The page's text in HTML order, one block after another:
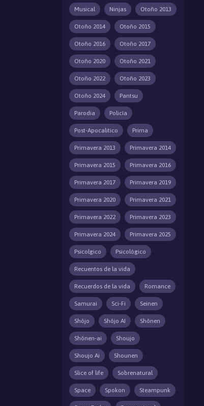
Musical Ninjas Otoño 2013
Otoño 2014 Otoño 2015
Otoño 2016 Otoño 2017
Otoño 2020 Otoño 2021
Otoño 2022 Otoño 2023
Otoño 2024 Pantsu
Parodia Policía
Post-Apocalitico Prima
Primavera 2013 Primavera 2014
Primavera 2015 Primavera 2016
Primavera 2017 Primavera 2019
Primavera 2020 Primavera 2021
Primavera 2022 Primavera 2023
Primavera 2024 Primavera 2025
Psicolgico Psicológico
Recuentos de la vida
Recuerdos de la vida Romance
Samurai Sci-Fi Seinen
Shōjo Shōjo AI Shōnen
Shōnen-ai Shoujo
Shoujo Ai Shounen
Slice of life Sobrenatural
Space Spokon Steampunk